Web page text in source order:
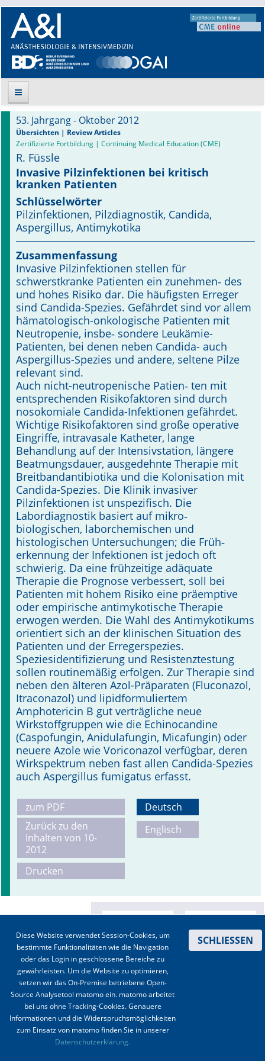
Suche
Aktuelle Ausgabe
Leitlinien
Archiv
Supplements
Supplements OrphanAnesthesia
Online First
A&I English
Mediadaten
Autoren-Service
Bestell-Service
Stellenmarkt
Kongresskalender
53. Jahrgang - Oktober 2012
Übersichten | Review Articles
Zertifizierte Fortbildung | Continuing Medical Education (CME)
R. Füssle
Invasive Pilzinfektionen bei kritisch
kranken Patienten
Schlüsselwörter
Pilzinfektionen, Pilzdiagnostik, Candida,
Aspergillus, Antimykotika
Zusammenfassung
Invasive Pilzinfektionen stellen für
schwerstkranke Patienten ein zunehmen­‑ des
und hohes Risiko dar. Die häufigsten Erreger
sind Candida-Spezies. Gefährdet sind vor allem
hämatologisch-onkolo­gische Patienten mit
Neutropenie, insbe­‑ sondere Leukämie-
Patienten, bei denen neben Candida- auch
Aspergillus-Spe­zies und andere, seltene Pilze
relevant sind.
Auch nicht-neutropenische Patien­‑ ten mit
entsprechenden Risikofaktoren sind durch
nosokomiale Candida-In­fektionen gefährdet.
Wichtige Risikofaktoren sind große operative
Eingriffe, intravasale Katheter, lange
Behandlung auf der Intensivstation, längere
Beatmungsdauer, ausgedehnte Therapie mit
Breitbandantibiotika und die Kolonisation mit
Candida-Spezies. Die Klinik invasiver
Pilzinfektionen ist unspezifisch. Die
Labordiagnostik basiert auf mi­kro­‑
biologischen, laborchemischen und
histologischen Untersuchungen; die Früh­‑
erkennung der Infektionen ist jedoch oft
schwierig. Da eine frühzeitige adäquate
Therapie die Prognose verbessert, soll bei
Patienten mit hohem Risiko eine präemptive
oder empirische antimykotische Therapie
erwogen werden. Die Wahl des Antimykotikums
orientiert sich an der klinischen Situation des
Patienten und der Erregerspezies.
Speziesidenti­fizierung und Resistenztestung
sollen routinemäßig erfolgen. Zur Therapie sind
neben den älteren Azol-Präparaten (Fluconazol,
Itraconazol) und lipidformuliertem
Amphotericin B gut verträgliche neue
Wirkstoffgruppen wie die Echinocandine
(Caspofungin, Anidulafungin, Micafungin) oder
neuere Azole wie Vo­riconazol verfügbar, deren
Wirkspektrum neben fast allen Candida-Spezies
auch Aspergillus fumigatus erfasst.
zum PDF
Zurück zu den
Inhalten von 10-
2012
Drucken
Deutsch
Englisch
Impressum Datenschutz
Diese Website verwendet Session-Cookies, um
bestimmte Funktionalitäten wie die Navigation
oder das Login in geschlossene Bereiche zu
gewährleisten. Um die Website zu optimieren,
setzen wir das On-Premise betriebene Open-
Source Analysetool matomo ein. matomo arbeitet
bei uns ohne Tracking-Cookies. Genauere
Informationen und die Widerspruchsmöglichkeiten
zum Einsatz von matomo finden Sie in unserer
Datenschutzerklärung.
SCHLIESSEN